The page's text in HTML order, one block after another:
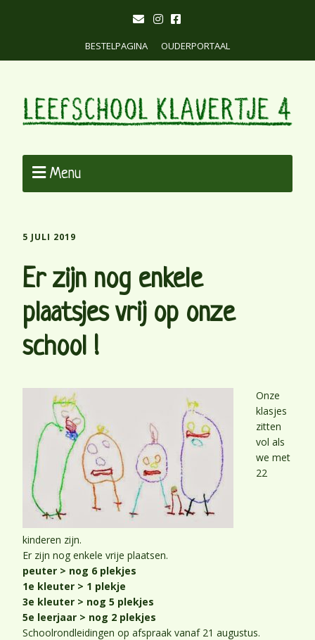
BESTELPAGINA OUDERPORTAAL
Menu
5 JULI 2019
Er zijn nog enkele
plaatsjes vrij op onze
school !
Onze
klasjes
zitten
vol als
we met
22
kinderen zijn.
Er zijn nog enkele vrije plaatsen.
peuter > nog 6 plekjes
1e kleuter > 1 plekje
3e kleuter > nog 5 plekjes
5e leerjaar > nog 2 plekjes
Schoolrondleidingen op afspraak vanaf 21 augustus.